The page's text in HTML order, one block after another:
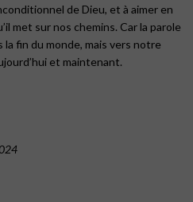
de Dieu, et à aimer en
met sur nos chemins. Car la parole
la fin du monde, mais vers notre
et maintenant.